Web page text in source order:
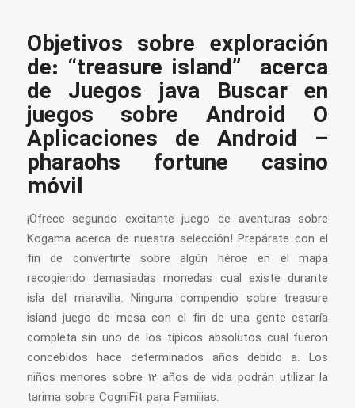
Objetivos sobre exploración
de: “treasure island” acerca
de Juegos java Buscar en
juegos sobre Android O
Aplicaciones de Android –
pharaohs fortune casino
móvil
¡Ofrece segundo excitante juego de aventuras sobre
Kogama acerca de nuestra selección! Prepárate con el
fin de convertirte sobre algún héroe en el mapa
recogiendo demasiadas monedas cual existe durante
isla del maravilla. Ninguna compendio sobre treasure
island juego de mesa con el fin de una gente estaría
completa sin uno de los típicos absolutos cual fueron
concebidos hace determinados años debido a. Los
niños menores sobre 12 años de vida podrán utilizar la
tarima sobre CogniFit para Familias.